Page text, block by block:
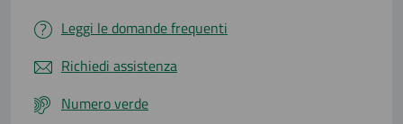
Leggi le domande frequenti
Richiedi assistenza
Numero verde